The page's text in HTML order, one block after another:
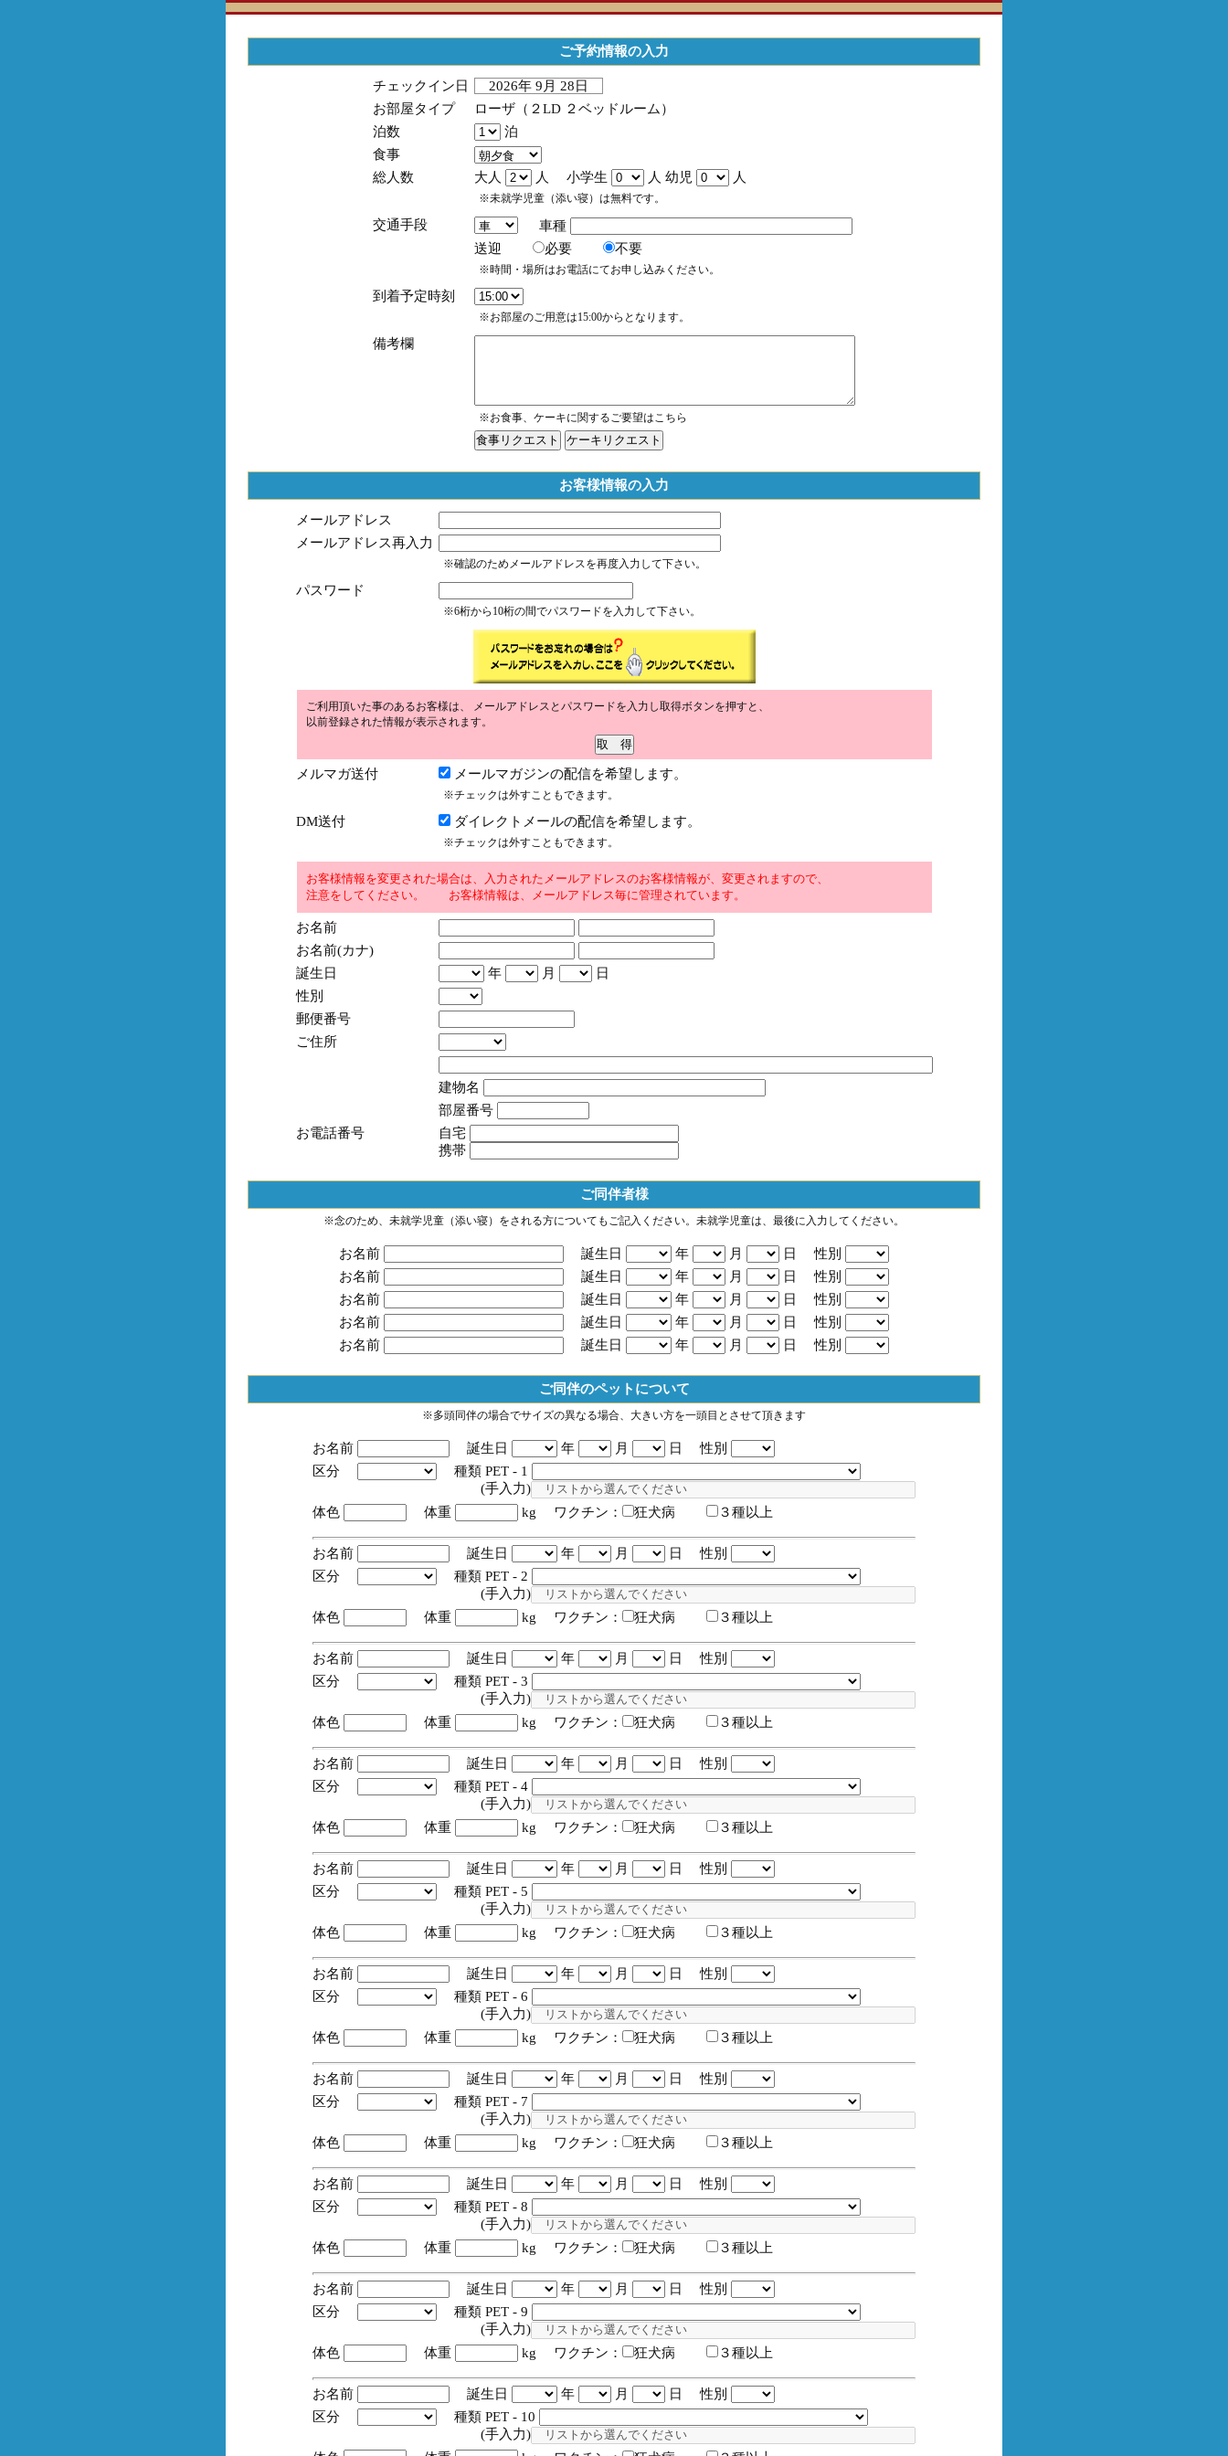
ご予約情報の入力
チェックイン日
2026年 9月 28日
お部屋タイプ
ローザ（２LD ２ベッドルーム）
泊数
泊
食事
総人数
大人 人 小学生 人 幼児 人
※未就学児童（添い寝）は無料です。
交通手段
車種
送迎
必要 不要
※時間・場所はお電話にてお申し込みください。
到着予定時刻
※お部屋のご用意は15:00からとなります。
備考欄
※お食事、ケーキに関するご要望はこちら
お客様情報の入力
メールアドレス
メールアドレス再入力
※確認のためメールアドレスを再度入力して下さい。
パスワード
※6桁から10桁の間でパスワードを入力して下さい。
ご利用頂いた事のあるお客様は、 メールアドレスとパスワードを入力し取得ボタンを押すと、
以前登録された情報が表示されます。
メルマガ送付 メールマガジンの配信を希望します。
※チェックは外すこともできます。
DM送付 ダイレクトメールの配信を希望します。
※チェックは外すこともできます。
お客様情報を変更された場合は、入力されたメールアドレスのお客様情報が、変更されますので、
注意をしてください。 お客様情報は、メールアドレス毎に管理されています。
お名前
お名前(カナ)
誕生日
年 月
日
性別
郵便番号
ご住所
建物名
部屋番号
お電話番号
自宅
携帯
ご同伴者様
※念のため、未就学児童（添い寝）をされる方についてもご記入ください。未就学児童は、最後に入力してください。
お名前 誕生日 年 月
日 性別
お名前
誕生日 年 月
日 性別
お名前
誕生日 年 月
日 性別
お名前
誕生日 年 月
日 性別
お名前
誕生日 年 月 日 性別
ご同伴のペットについて
※多頭同伴の場合でサイズの異なる場合、大きい方を一頭目とさせて頂きます
お名前 誕生日 年 月
日 性別
区分
種類 PET - 1
(手入力)
体色
体重 kg ワクチン： 狂犬病 ３種以上
お名前 誕生日 年 月
日 性別
区分
種類 PET - 2
(手入力)
体色
体重 kg ワクチン： 狂犬病 ３種以上
お名前 誕生日 年 月
日 性別
区分
種類 PET - 3
(手入力)
体色
体重 kg ワクチン： 狂犬病 ３種以上
お名前 誕生日 年 月
日 性別
区分
種類 PET - 4
(手入力)
体色
体重 kg ワクチン： 狂犬病 ３種以上
お名前 誕生日 年 月
日 性別
区分
種類 PET - 5
(手入力)
体色
体重 kg ワクチン： 狂犬病 ３種以上
お名前 誕生日 年 月
日 性別
区分
種類 PET - 6
(手入力)
体色
体重 kg ワクチン： 狂犬病 ３種以上
お名前 誕生日 年 月
日 性別
区分
種類 PET - 7
(手入力)
体色
体重 kg ワクチン： 狂犬病 ３種以上
お名前 誕生日 年 月
日 性別
区分
種類 PET - 8
(手入力)
体色
体重 kg ワクチン： 狂犬病 ３種以上
お名前 誕生日 年 月
日 性別
区分
種類 PET - 9
(手入力)
体色
体重 kg ワクチン： 狂犬病 ３種以上
お名前 誕生日 年 月
日 性別
区分
種類 PET - 10
(手入力)